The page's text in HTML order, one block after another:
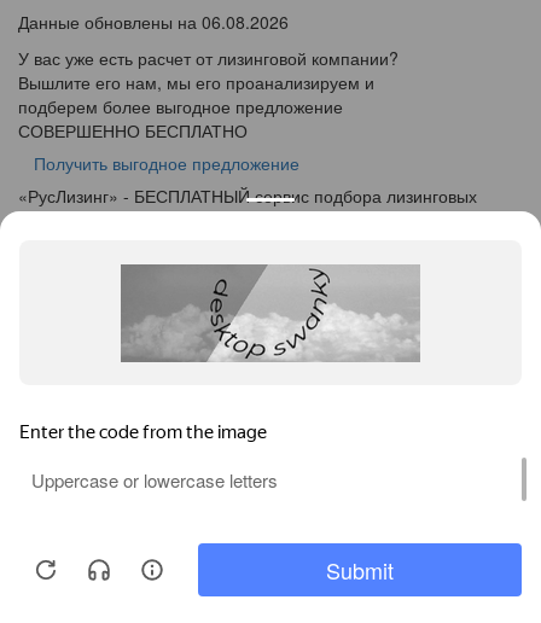
Данные обновлены на 06.08.2026
У вас уже есть расчет от лизинговой компании?
Вышлите его нам, мы его проанализируем и
подберем более выгодное предложение
СОВЕРШЕННО БЕСПЛАТНО
Получить выгодное предложение
«РусЛизинг» - БЕСПЛАТНЫЙ сервис подбора лизинговых
+7 (495) 103-49-76
614025, Пермский край, г. Пермь, ул. Краснополянская, дом
Калькулятор
Кейсы Клиентам
О компании
Контакты
Политика конфиденциальности